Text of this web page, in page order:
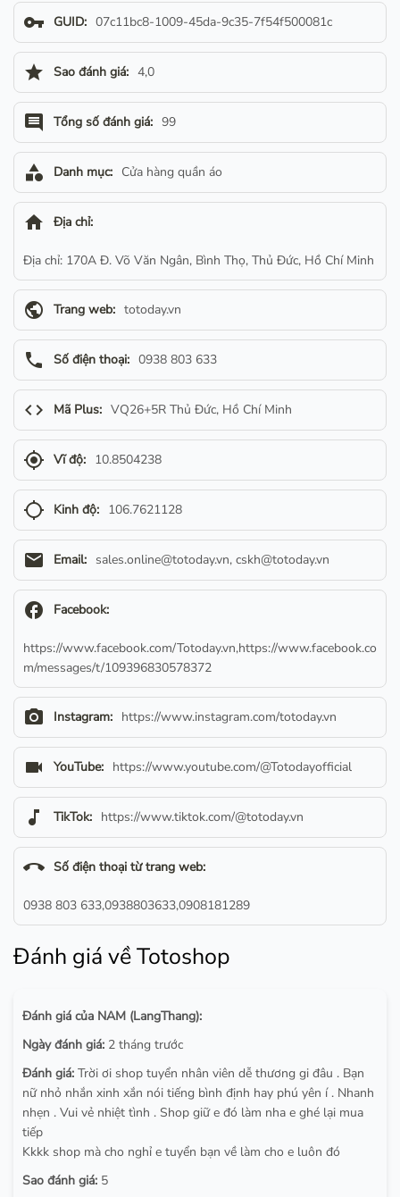
vpn_key GUID: 07c11bc8-1009-45da-9c35-7f54f500081c
star Sao đánh giá: 4,0
comment Tổng số đánh giá: 99
category Danh mục: Cửa hàng quần áo
home Địa chỉ:
Địa chỉ: 170A Đ. Võ Văn Ngân, Bình Thọ, Thủ Đức, Hồ Chí Minh
public Trang web: totoday.vn
phone Số điện thoại: 0938 803 633
code Mã Plus: VQ26+5R Thủ Đức, Hồ Chí Minh
gps_fixed Vĩ độ: 10.8504238
gps_not_fixed Kinh độ: 106.7621128
email Email: sales.online@totoday.vn, cskh@totoday.vn
facebook Facebook:
https://www.facebook.com/Totoday.vn,https://www.facebook.co
m/messages/t/109396830578372
camera_alt Instagram: https://www.instagram.com/totoday.vn
videocam YouTube: https://www.youtube.com/@Totodayofficial
music_note TikTok: https://www.tiktok.com/@totoday.vn
call_end Số điện thoại từ trang web:
0938 803 633,0938803633,0908181289
Đánh giá về Totoshop
Đánh giá của NAM (LangThang):
Ngày đánh giá: 2 tháng trước
Đánh giá: Trời ơi shop tuyển nhân viên dễ thương gi đâu . Bạn
nữ nhỏ nhắn xinh xắn nói tiếng bình định hay phú yên í . Nhanh
nhẹn . Vui vẻ nhiệt tình . Shop giữ e đó làm nha e ghé lại mua
tiếp
Kkkk shop mà cho nghỉ e tuyển bạn về làm cho e luôn đó
Sao đánh giá: 5